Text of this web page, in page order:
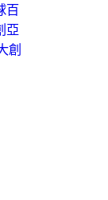
百
亞
創